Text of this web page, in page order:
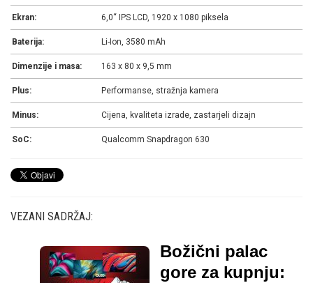
Ekran: 6,0“ IPS LCD, 1920 x 1080 piksela
Baterija: Li-Ion, 3580 mAh
Dimenzije i masa: 163 x 80 x 9,5 mm
Plus: Performanse, stražnja kamera
Minus: Cijena, kvaliteta izrade, zastarjeli dizajn
SoC: Qualcomm Snapdragon 630
VEZANI SADRŽAJ:
Božični palac
gore za kupnju: